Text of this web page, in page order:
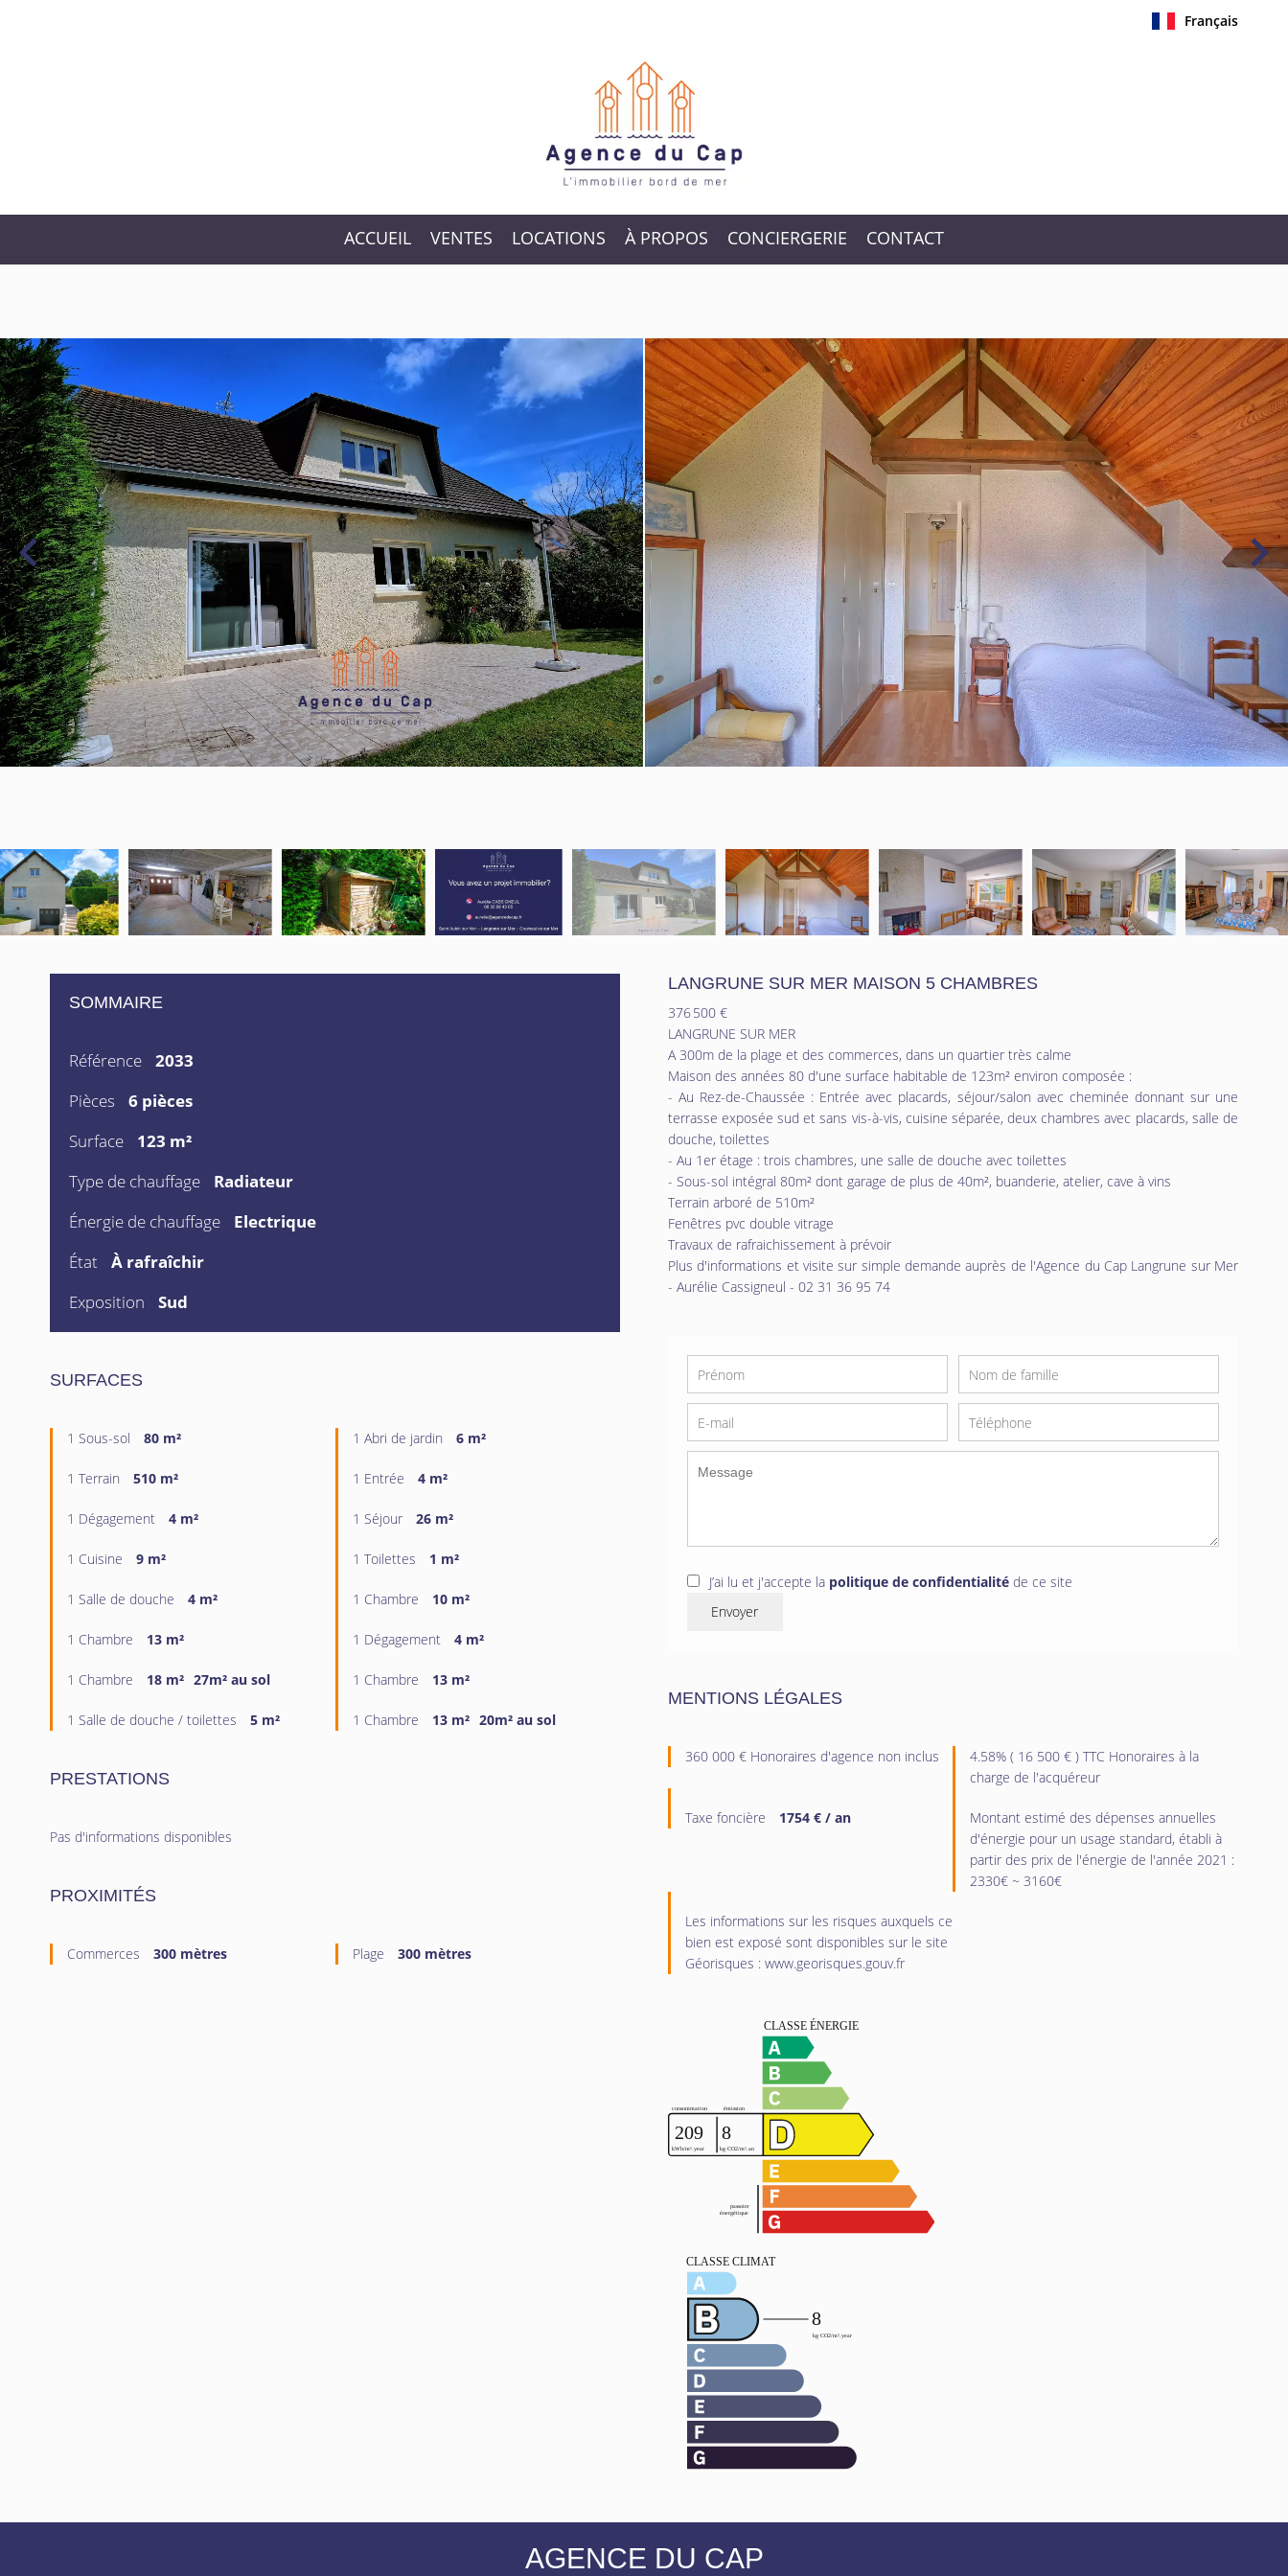
Français
ACCUEIL VENTES LOCATIONS À PROPOS CONCIERGERIE CONTACT
SOMMAIRE
Référence
2033
Pièces
6 pièces
Surface
123 m²
Type de chauffage
Radiateur
Énergie de chauffage
Electrique
État
À rafraîchir
Exposition
Sud
SURFACES
1 Sous-sol 80 m² 1 Abri de jardin 6 m²
1 Terrain 510 m² 1 Entrée 4 m²
1 Dégagement 4 m² 1 Séjour 26 m²
1 Cuisine 9 m² 1 Toilettes 1 m²
1 Salle de douche 4 m² 1 Chambre 10 m²
1 Chambre 13 m² 1 Dégagement 4 m²
1 Chambre 18 m² 27m² au sol 1 Chambre 13 m²
1 Salle de douche / toilettes 5 m² 1 Chambre 13 m² 20m² au sol
PRESTATIONS
Pas d'informations disponibles
PROXIMITÉS
Commerces 300 mètres Plage 300 mètres
LANGRUNE SUR MER MAISON 5 CHAMBRES
376 500 €
LANGRUNE SUR MER
A 300m de la plage et des commerces, dans un quartier très calme
Maison des années 80 d'une surface habitable de 123m² environ composée :
- Au Rez-de-Chaussée : Entrée avec placards, séjour/salon avec cheminée donnant sur une
terrasse exposée sud et sans vis-à-vis, cuisine séparée, deux chambres avec placards, salle de
douche, toilettes
- Au 1er étage : trois chambres, une salle de douche avec toilettes
- Sous-sol intégral 80m² dont garage de plus de 40m², buanderie, atelier, cave à vins
Terrain arboré de 510m²
Fenêtres pvc double vitrage
Travaux de rafraichissement à prévoir
Plus d'informations et visite sur simple demande auprès de l'Agence du Cap Langrune sur Mer
- Aurélie Cassigneul - 02 31 36 95 74
J’ai lu et j'accepte la politique de confidentialitéde ce site
Envoyer
MENTIONS LÉGALES
360 000 € Honoraires d'agence non inclus
4.58% ( 16 500 € ) TTC Honoraires à la
charge de l'acquéreur
Taxe foncière 1754 € / an
Montant estimé des dépenses annuelles
d'énergie pour un usage standard, établi à
partir des prix de l'énergie de l'année 2021 :
2330€ ~ 3160€
Les informations sur les risques auxquels ce
bien est exposé sont disponibles sur le site
Géorisques : www.georisques.gouv.fr
AGENCE DU CAP